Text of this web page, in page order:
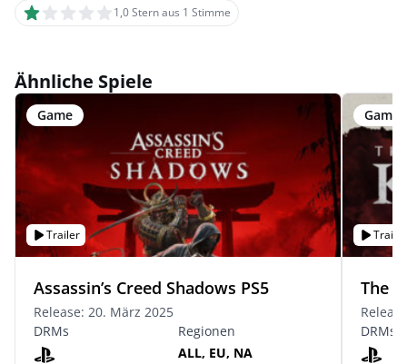
1,0 Stern aus 1 Stimme
Ähnliche Spiele
Game
Trailer
Assassin’s Creed Shadows PS5
Release: 20. März 2025
DRMs
Regionen
ALL, EU, NA
Game
Trailer
The
DRMs